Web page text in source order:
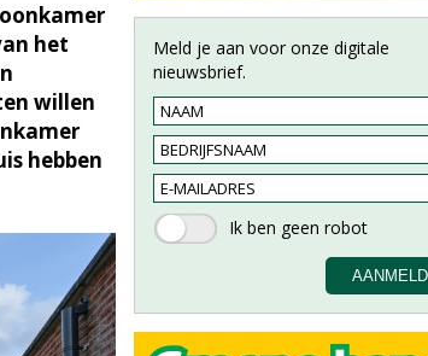
het
willen
hebben
Meld je aan voor onze digitale
nieuwsbrief.